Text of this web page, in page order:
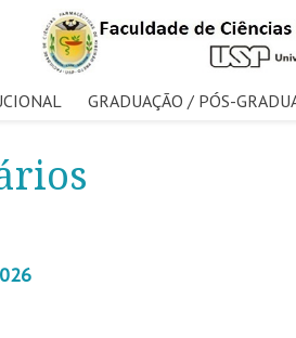
GRADUAÇÃO / PÓS-